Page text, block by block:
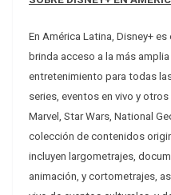
En América Latina, Disney+
brinda acceso a la más
entretenimiento para todas
series, eventos en vivo y
Marvel, Star Wars, National
colección de contenidos
incluyen largometrajes,
animación, y cortometrajes,